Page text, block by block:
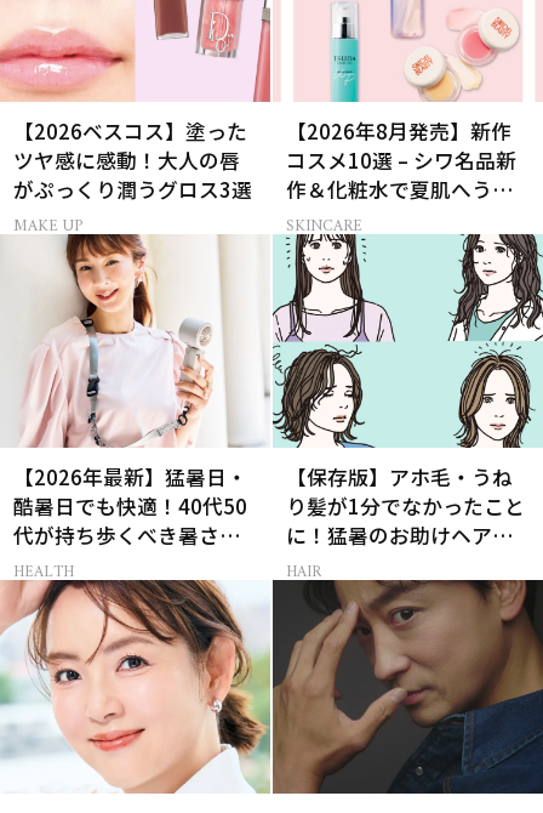
【2026ベスコス】塗った
ツヤ感に感動！大人の唇
がぷっくり潤うグロス3選
MAKE UP
【2026年8月発売】新作
コスメ10選 – シワ名品新
作＆化粧水で夏肌へうる
おいチャージ
SKINCARE
【2026年最新】猛暑日・
酷暑日でも快適！40代50
代が持ち歩くべき暑さ対
策グッズ
HEALTH
【保存版】アホ毛・うね
り髪が1分でなかったこと
に！猛暑のお助けヘアア
イテム16選
HAIR